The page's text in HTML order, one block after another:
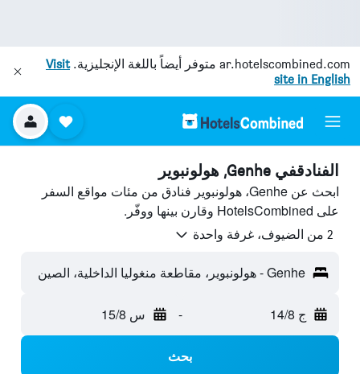
ar.hotelscombined.com متوفر أيضاً باللغة الإنجليزية.Visit
site in English
الفنادقفي Genhe, هولونبوير
ابحث عن Genhe، هولونبوير فنادق من مئات مواقع السفر
على HotelsCombined وقارن بينها ووفّر.
2 من الضيوف، غرفة واحدة
Genhe - هولونبوير، مقاطعة منغوليا الداخلية، الصين
ج 14/8 - س 15/8
بحث